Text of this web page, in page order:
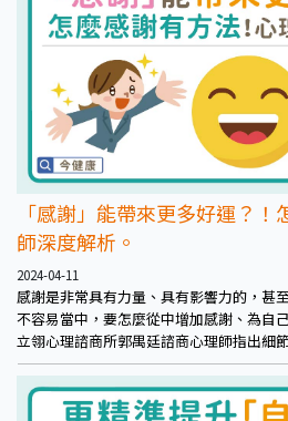
「感謝」能帶來更多好運？
師深度解析。
2024-04-11
感謝是非常具有力量、具有影響力的，甚
不容易當中，要怎麼從中增加感謝、為自
立翎心理諮商所郭禺廷諮商心理師指出細